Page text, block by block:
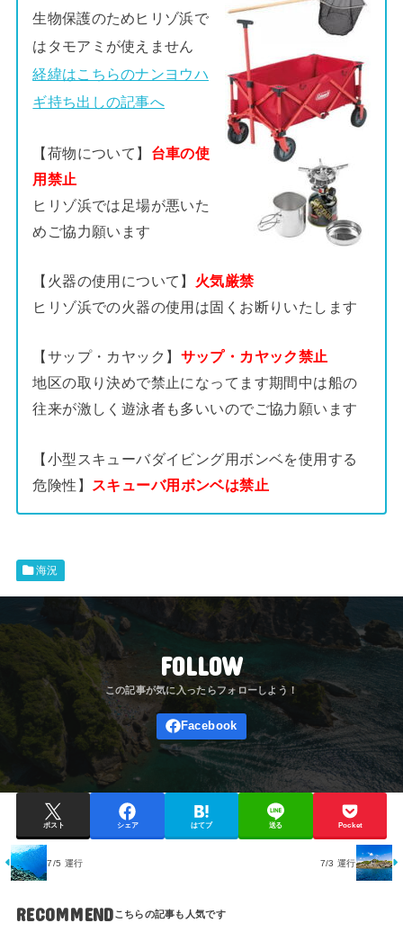
生物保護のためヒリゾ浜で
はタモアミが使えません
経緯はこちらのナンヨウハ
ギ持ち出しの記事へ
【荷物について】 台車の使
用禁止
ヒリゾ浜では足場が悪いた
めご協力願います
【火器の使用について】 火気厳禁
ヒリゾ浜での火器の使用は固くお断りいたします
【サップ・カヤック】 サップ・カヤック禁止
地区の取り決めで禁止になってます期間中は船の
往来が激しく遊泳者も多いいのでご協力願います
【小型スキューバダイビング用ボンベを使用する
危険性】
スキューバ用ボンベは禁止
海況
FOLLOW
ポスト シェア はてブ 送る Pocket
7/5 運行 7/3 運行
RECOMMEND